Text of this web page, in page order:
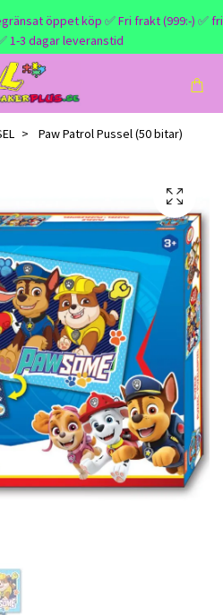
öppet köp ✅ Fri frakt (999:-) ✅ fri
1-3 dagar leveranstid
Paw Patrol Pussel (50 bitar)